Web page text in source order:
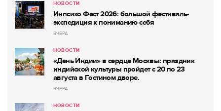
НОВОСТИ
Инпсихо Фест 2026: большой фестиваль-
экспедиция к пониманию себя
ВЧЕРА
НОВОСТИ
«День Индии» в сердце Москвы: праздник
индийской культуры пройдет с 20 по 23
августа в Гостином дворе.
ВЧЕРА
НОВОСТИ